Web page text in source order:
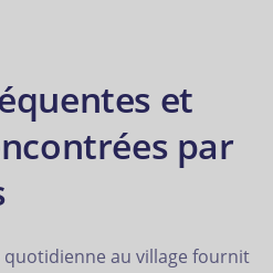
et
par
quotidienne au village fournit